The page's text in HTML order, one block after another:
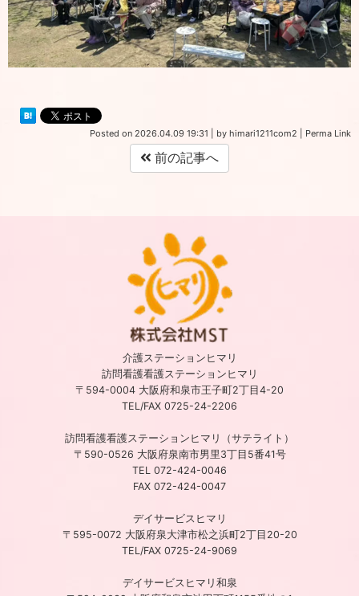
Posted on 2026.04.09 19:31 by himari1211com2 Perma Link
前の記事へ
介護ステーションヒマリ
訪問看護看護ステーションヒマリ
〒594-0004 大阪府和泉市王子町2丁目4-20
TEL/FAX 0725-24-2206
訪問看護看護ステーションヒマリ（サテライト）
〒590-0526 大阪府泉南市男里3丁目5番41号
TEL 072-424-0046
FAX 072-424-0047
デイサービスヒマリ
〒595-0072 大阪府泉大津市松之浜町2丁目20-20
TEL/FAX 0725-24-9069
デイサービスヒマリ和泉